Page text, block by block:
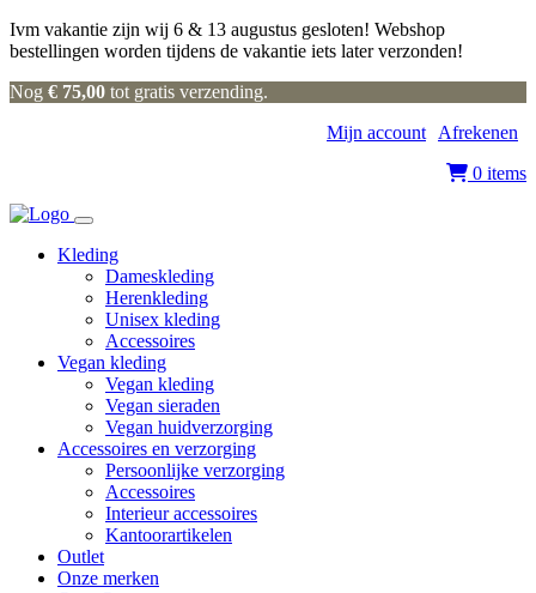
Ivm vakantie zijn wij 6 & 13 augustus gesloten! Webshop
bestellingen worden tijdens de vakantie iets later verzonden!
Nog € 75,00 tot gratis verzending.
Mijn account
Afrekenen
0 items
Kleding
Dameskleding
Herenkleding
Unisex kleding
Accessoires
Vegan kleding
Vegan kleding
Vegan sieraden
Vegan huidverzorging
Accessoires en verzorging
Persoonlijke verzorging
Accessoires
Interieur accessoires
Kantoorartikelen
Outlet
Onze merken